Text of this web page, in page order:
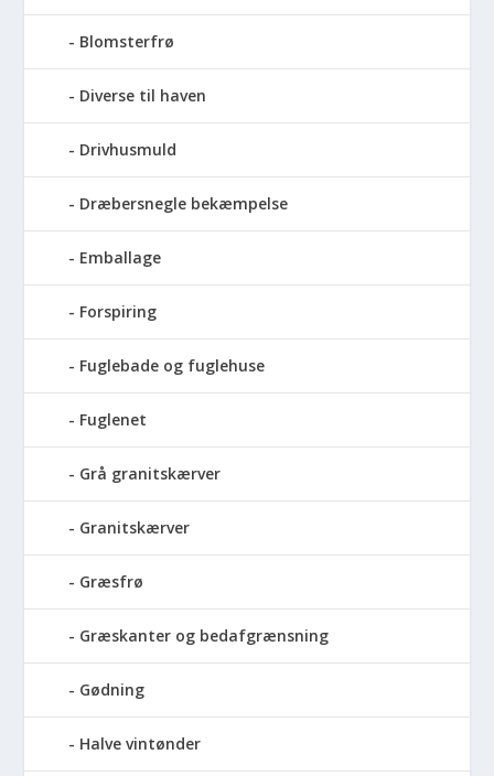
Blomsterfrø
Diverse til haven
Drivhusmuld
Dræbersnegle bekæmpelse
Emballage
Forspiring
Fuglebade og fuglehuse
Fuglenet
Grå granitskærver
Granitskærver
Græsfrø
Græskanter og bedafgrænsning
Gødning
Halve vintønder